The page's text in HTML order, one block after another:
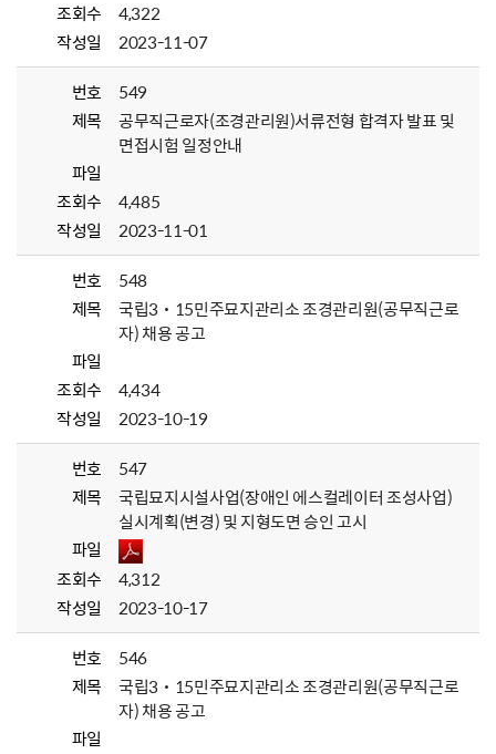
조회수
4,322
작성일
2023-11-07
번호
549
제목
공무직근로자(조경관리원)서류전형 합격자 발표 및
면접시험 일정안내
파일
조회수
4,485
작성일
2023-11-01
번호
548
제목
국립3˙15민주묘지관리소 조경관리원(공무직근로
자) 채용 공고
파일
조회수
4,434
작성일
2023-10-19
번호
547
제목
국립묘지시설사업(장애인 에스컬레이터 조성사업)
실시계획(변경) 및 지형도면 승인 고시
파일
조회수
4,312
작성일
2023-10-17
번호
546
제목
국립3˙15민주묘지관리소 조경관리원(공무직근로
자) 채용 공고
파일